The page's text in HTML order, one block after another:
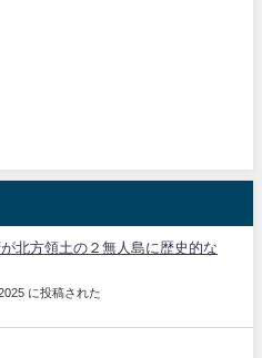
が北方領土の２無人島に歴史的な
に投稿された